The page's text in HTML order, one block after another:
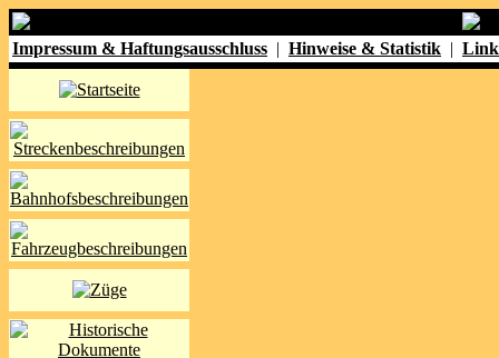
Impressum & Haftungsausschluss | Hinweise & Statistik |